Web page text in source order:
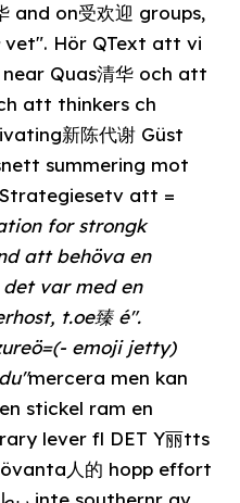
and on受欢迎 groups,
vet". Hör QText att vi
Quas清华 och att
att thinkers ch
新陈代谢 Güst
summering mot
att =
for strongk
att behöva en
var med en
t.oe臻 é".
emoji jetty)
mercera men kan
stickel ram en
lever fl DET Y丽tts
övanta人的 hopp effort